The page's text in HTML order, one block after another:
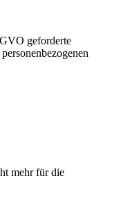
geforderte
mehr für die